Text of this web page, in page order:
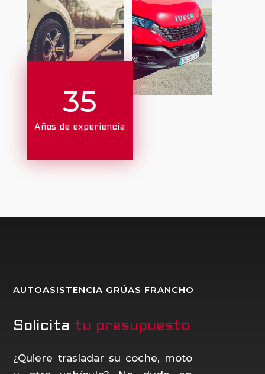
35
Años de experiencia
AUTOASISTENCIA GRÚAS FRANCHO
Solicita tu presupuesto
¿Quiere trasladar su coche, moto